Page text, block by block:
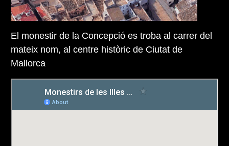
El monestir de la Concepció es troba al carrer del
mateix nom, al centre històric de Ciutat de
Mallorca